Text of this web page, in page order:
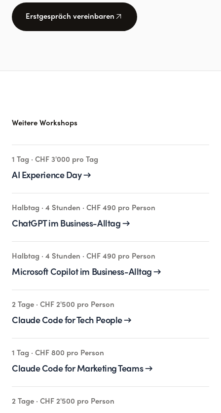
Erstgespräch vereinbaren arrow_outward
Weitere Workshops
1 Tag · CHF 3'000 pro Tag
AI Experience Day→
Halbtag · 4 Stunden · CHF 490 pro Person
ChatGPT im Business-Alltag →
Halbtag · 4 Stunden · CHF 490 pro Person
Microsoft Copilot im Business-Alltag →
2 Tage · CHF 2'500 pro Person
Claude Code for Tech People→
1 Tag · CHF 800 pro Person
Claude Code for Marketing Teams→
2 Tage · CHF 2'500 pro Person